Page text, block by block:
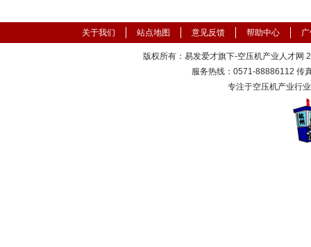
关于我们 站点地图 意见反馈 帮助中心
版权所有：易发爱才旗下-空压机产业人才
服务热线：0571-88886112 传
专注于空压机产业行